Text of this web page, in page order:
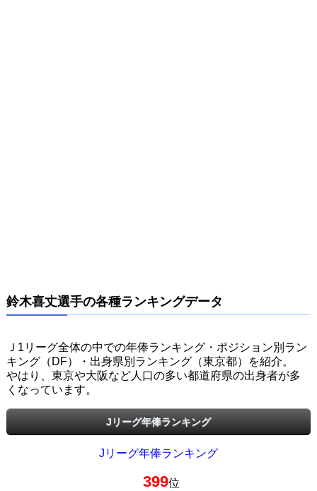
鈴木喜丈選手の各種ランキングデータ
Ｊ1リーグ全体の中での年俸ランキング・ポジション別ラン
キング（DF）・出身県別ランキング（東京都）を紹介。
やはり、東京や大阪など人口の多い都道府県の出身者が多
くなっています。
Jリーグ年俸ランキング
Jリーグ年俸ランキング
399位